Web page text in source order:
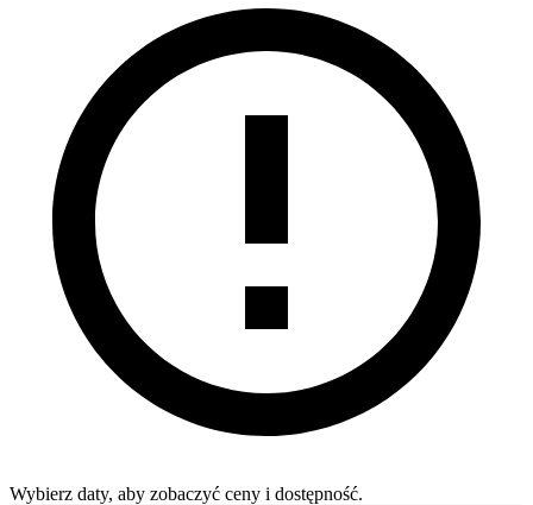
Wybierz daty, aby zobaczyć ceny i dostępność.